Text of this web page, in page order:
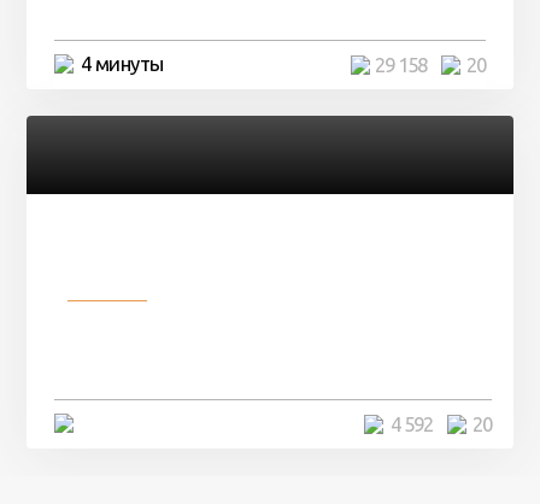
4 минуты 20
29 158
20
4 592